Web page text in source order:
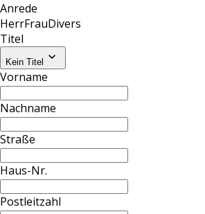
Anrede
HerrFrauDivers
Titel
Kein Titel
Vorname
Nachname
Straße
Haus-Nr.
Postleitzahl